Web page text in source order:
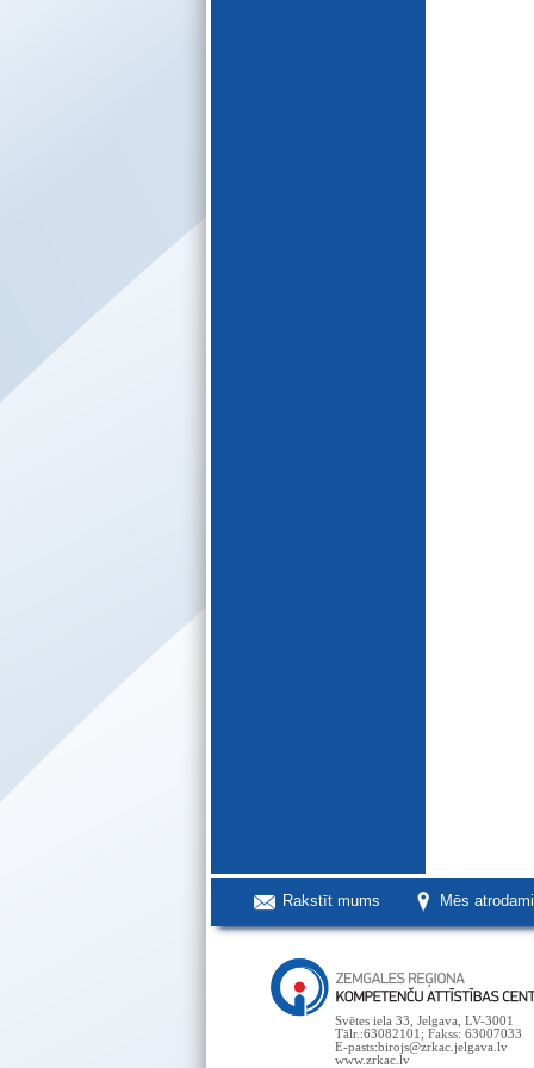
Rakstīt mums Mēs
Svētes iela 33, Jelgava, LV-3001
Tālr.:63082101; Fakss: 63007033
E-pasts:birojs@zrkac.jelgava.lv
www.zrkac.lv